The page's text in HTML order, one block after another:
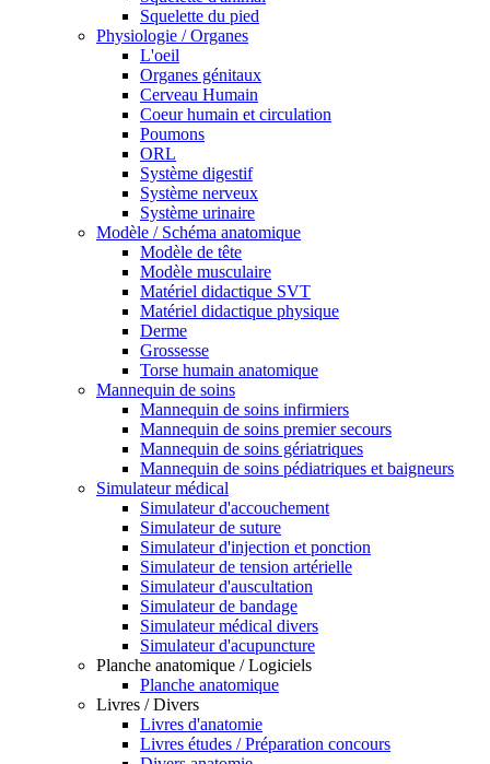
Squelette du pied
Physiologie / Organes
L'oeil
Organes génitaux
Cerveau Humain
Coeur humain et circulation
Poumons
ORL
Système digestif
Système nerveux
Système urinaire
Modèle / Schéma anatomique
Modèle de tête
Modèle musculaire
Matériel didactique SVT
Matériel didactique physique
Derme
Grossesse
Torse humain anatomique
Mannequin de soins
Mannequin de soins infirmiers
Mannequin de soins premier secours
Mannequin de soins gériatriques
Mannequin de soins pédiatriques et baigneurs
Simulateur médical
Simulateur d'accouchement
Simulateur de suture
Simulateur d'injection et ponction
Simulateur de tension artérielle
Simulateur d'auscultation
Simulateur de bandage
Simulateur médical divers
Simulateur d'acupuncture
Planche anatomique / Logiciels
Planche anatomique
Livres / Divers
Livres d'anatomie
Livres études / Préparation concours